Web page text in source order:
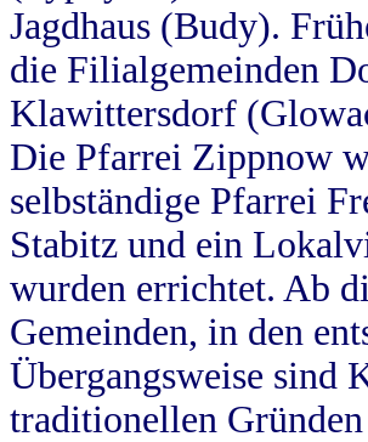
Jagdhaus (Budy).
die Filialgemeinden
Klawittersdorf
Die Pfarrei Zippnow
selbständige Pfarrei
Stabitz und ein
wurden errichtet. Ab
Gemeinden, in den
Übergangsweise sind
traditionellen